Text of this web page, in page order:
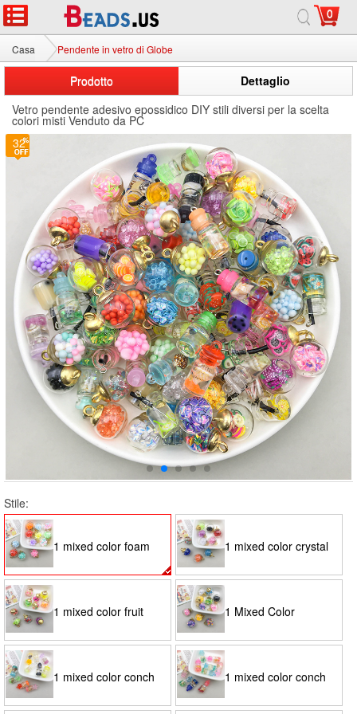
0
Casa Pendente in vetro di Globe
Prodotto
Dettaglio
Vetro pendente adesivo epossidico DIY stili diversi per la scelta
colori misti Venduto da PC
Stile:
1 mixed color foam
flower ball glass ball
pendant 15*21mm-
1 mixed color crystal
diamond glass ball
pendant 15*21mm-
1 mixed color fruit
glass ball pendant
1 Mixed Color
Diamond Sequin Glass
1 mixed color conch 1 mixed color conch